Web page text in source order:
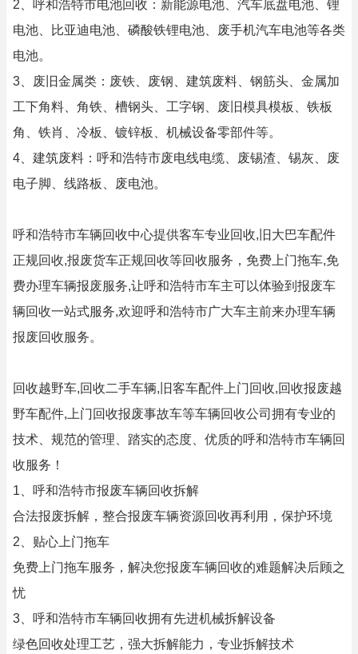
2、呼和浩特市电池回收：新能源电池、汽车底盘电池、锂
电池、比亚迪电池、磷酸铁锂电池、废手机汽车电池等各类
电池。
3、废旧金属类：废铁、废钢、建筑废料、钢筋头、金属加
工下角料、角铁、槽钢头、工字钢、废旧模具模板、铁板
角、铁肖、冷板、镀锌板、机械设备零部件等。
4、建筑废料：呼和浩特市废电线电缆、废锡渣、锡灰、废
电子脚、线路板、废电池。
呼和浩特市车辆回收中心提供客车专业回收,旧大巴车配件
正规回收,报废货车正规回收等回收服务，免费上门拖车,免
费办理车辆报废服务,让呼和浩特市车主可以体验到报废车
辆回收一站式服务,欢迎呼和浩特市广大车主前来办理车辆
报废回收服务。
回收越野车,回收二手车辆,旧客车配件上门回收,回收报废越
野车配件,上门回收报废事故车等车辆回收公司拥有专业的
技术、规范的管理、踏实的态度、优质的呼和浩特市车辆回
收服务！
1、呼和浩特市报废车辆回收拆解
合法报废拆解，整合报废车辆资源回收再利用，保护环境
2、贴心上门拖车
免费上门拖车服务，解决您报废车辆回收的难题解决后顾之
忧
3、呼和浩特市车辆回收拥有先进机械拆解设备
绿色回收处理工艺，强大拆解能力，专业拆解技术